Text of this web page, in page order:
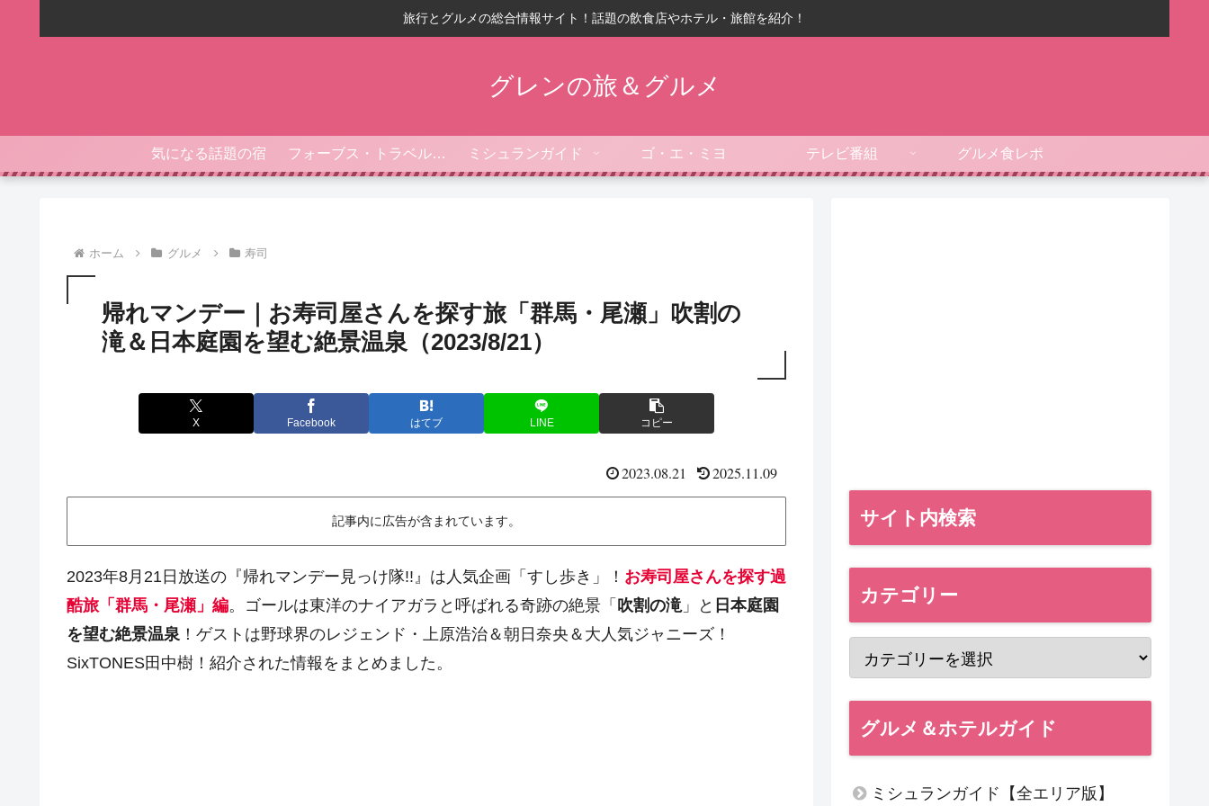
旅行とグルメの総合情報サイト！話題の飲食店やホテル・旅館を紹介！
グレンの旅＆グルメ
気になる話題の宿 フォーブス・トラベルガイド ミシュランガイド ゴ・エ・ミヨ テレビ番組 グルメ食レポ
ホーム グルメ 寿司
帰れマンデー｜お寿司屋さんを探す旅「群馬・尾瀬」吹割の
滝＆日本庭園を望む絶景温泉（2023/8/21）
X Facebook はてブ LINE コピー
2023.08.21 2025.11.09
記事内に広告が含まれています。
2023年8月21日放送の『帰れマンデー見っけ隊!!』は人気企画「すし歩き」！ お寿司屋さんを探す過
酷旅「群馬・尾瀬」編。ゴールは東洋のナイアガラと呼ばれる奇跡の絶景「 吹割の滝」と 日本庭園
を望む絶景温泉 ！ゲストは野球界のレジェンド・上原浩治＆朝日奈央＆大人気ジャニーズ！
SixTONES田中樹！紹介された情報をまとめました。
サイト内検索
カテゴリー
グルメ＆ホテルガイド
ミシュランガイド【全エリア版】